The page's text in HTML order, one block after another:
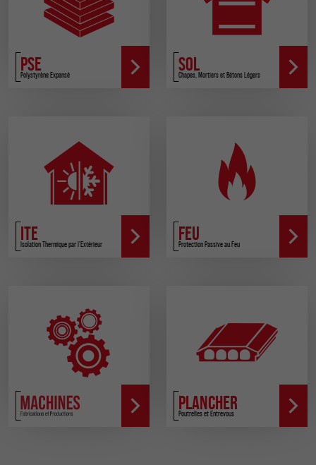
PSE
Polystyrène Expansé
SOL
Chapes, Mortiers et Bétons Légers
ITE
Isolation Thermique par l'Extérieur
FEU
Protection Passive au Feu
PLANCHER
Poutrelles et Entrevous